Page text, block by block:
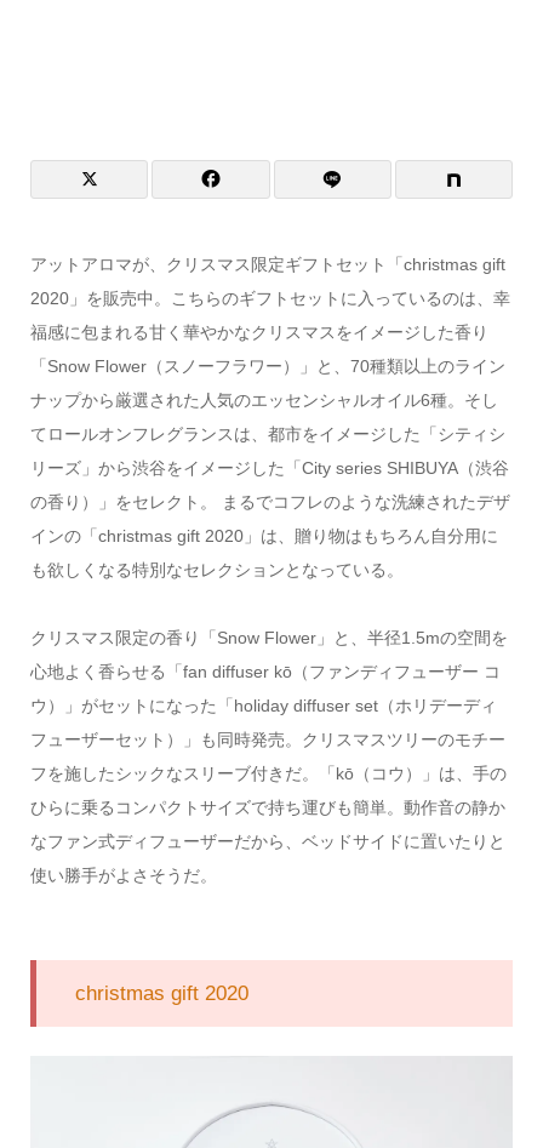
アットアロマが、クリスマス限定ギフトセット「christmas gift
2020」を販売中。こちらのギフトセットに入っているのは、幸
福感に包まれる甘く華やかなクリスマスをイメージした香り
「Snow Flower（スノーフラワー）」と、70種類以上のライン
ナップから厳選された人気のエッセンシャルオイル6種。そし
てロールオンフレグランスは、都市をイメージした「シティシ
リーズ」から渋谷をイメージした「City series SHIBUYA（渋谷
の香り）」をセレクト。 まるでコフレのような洗練されたデザ
インの「christmas gift 2020」は、贈り物はもちろん自分用に
も欲しくなる特別なセレクションとなっている。
クリスマス限定の香り「Snow Flower」と、半径1.5mの空間を
心地よく香らせる「fan diffuser kō（ファンディフューザー コ
ウ）」がセットになった「holiday diffuser set（ホリデーディ
フューザーセット）」も同時発売。クリスマスツリーのモチー
フを施したシックなスリーブ付きだ。「kō（コウ）」は、手の
ひらに乗るコンパクトサイズで持ち運びも簡単。動作音の静か
なファン式ディフューザーだから、ベッドサイドに置いたりと
使い勝手がよさそうだ。
christmas gift 2020